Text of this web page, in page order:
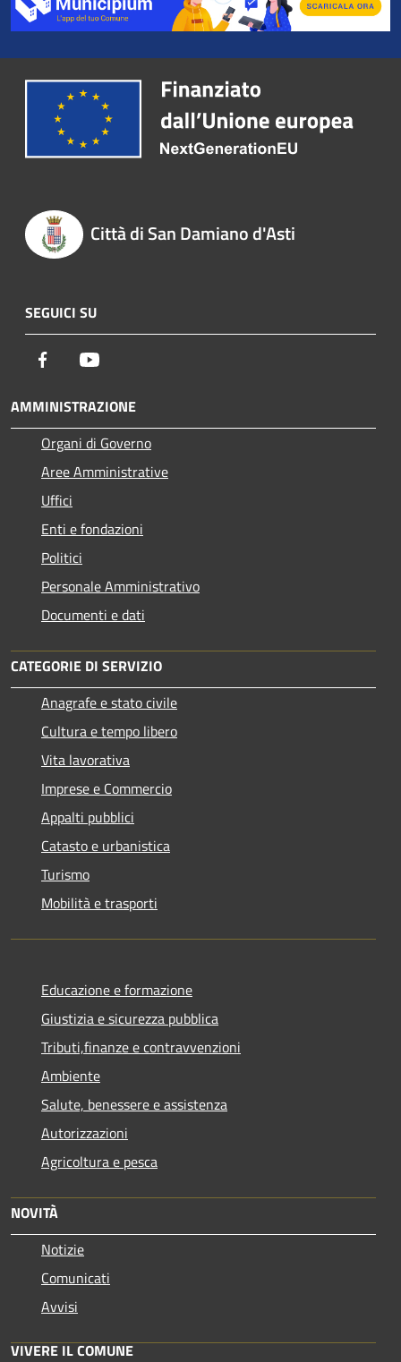
Città di San Damiano d'Asti
SEGUICI SU
Facebook
AMMINISTRAZIONE
Organi di Governo
Aree Amministrative
Uffici
Enti e fondazioni
Politici
Personale Amministrativo
Documenti e dati
CATEGORIE DI SERVIZIO
Anagrafe e stato civile
Cultura e tempo libero
Vita lavorativa
Imprese e Commercio
Appalti pubblici
Catasto e urbanistica
Turismo
Mobilità e trasporti
Educazione e formazione
Giustizia e sicurezza pubblica
Tributi,finanze e contravvenzioni
Ambiente
Salute, benessere e assistenza
Autorizzazioni
Agricoltura e pesca
NOVITÀ
Notizie
Comunicati
Avvisi
VIVERE IL COMUNE